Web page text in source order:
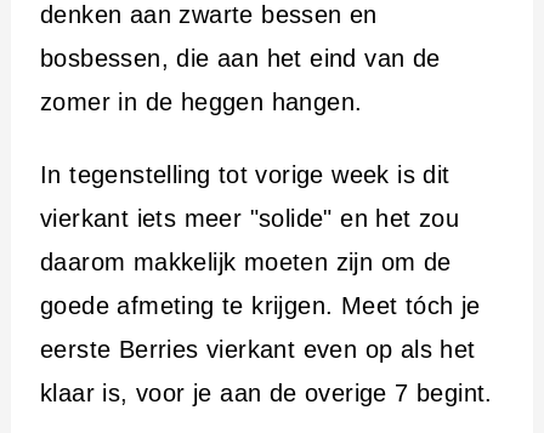
denken aan zwarte bessen en
bosbessen, die aan het eind van de
zomer in de heggen hangen.
In tegenstelling tot vorige week is dit
vierkant iets meer "solide" en het zou
daarom makkelijk moeten zijn om de
goede afmeting te krijgen. Meet tóch je
eerste Berries vierkant even op als het
klaar is, voor je aan de overige 7 begint.